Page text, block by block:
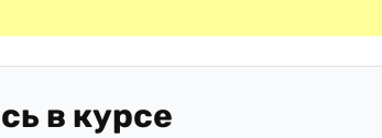
в курсе